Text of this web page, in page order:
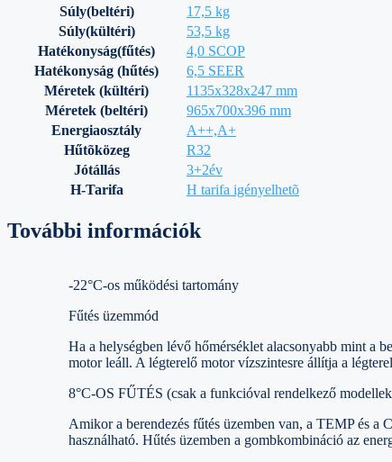
Súly(beltéri)
17,5 kg
Súly(kültéri)
53,5 kg
Hatékonyság(fűtés)
4,0 SCOP
Hatékonyság (hűtés)
6,5 SEER
Méretek (kültéri)
1135x328x247 mm
Méretek (beltéri)
965x700x396 mm
Energiaosztály
A++,A+
Hűtõközeg
R32
Jótállás
3+2év
H-Tarifa
H tarifa igényelhetõ
További információk
-22°C-os működési tartomány
Fűtés üzemmód
Ha a helységben lévő hőmérséklet alacsonyabb mint a
motor leáll. A légterelő motor vízszintesre állítja a
8°C-OS FŰTÉS (csak a funkcióval rendelkező
Amikor a berendezés fűtés üzemben van, a TEMP és a
használható. Hűtés üzemben a gombkombináció az